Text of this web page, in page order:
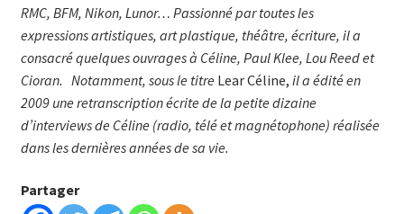
RMC, BFM, Nikon, Lunor… Passionné par toutes les
expressions artistiques, art plastique, théâtre, écriture, il a
consacré quelques ouvrages à Céline, Paul Klee, Lou Reed et
Cioran. Notamment, sous le titre Lear Céline, il a édité en
2009 une retranscription écrite de la petite dizaine
d’interviews de Céline (radio, télé et magnétophone) réalisée
dans les dernières années de sa vie.
Partager